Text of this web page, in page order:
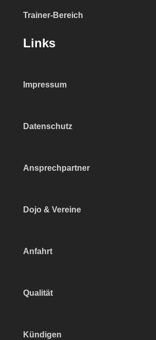
Trainer-Bereich
Links
Impressum
Datenschutz
Ansprechpartner
Dojo & Vereine
Anfahrt
Qualität
Kündigen